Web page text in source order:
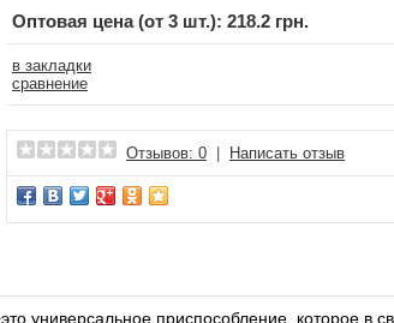
Оптовая цена (от 3 шт.): 218.2 грн.
в закладки
сравнение
Отзывов: 0 Написать отзыв
универсальное приспособление, которое в